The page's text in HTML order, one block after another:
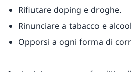
Rifiutare doping e droghe.
Rinunciare a tabacco e
Opporsi a ogni forma di